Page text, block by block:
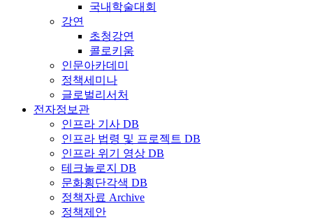
국내학술대회
강연
초청강연
콜로키움
인문아카데미
정책세미나
글로벌리서처
전자정보관
인프라 기사 DB
인프라 법령 및 프로젝트 DB
인프라 위기 영상 DB
테크놀로지 DB
문화횡단각색 DB
정책자료 Archive
정책제안